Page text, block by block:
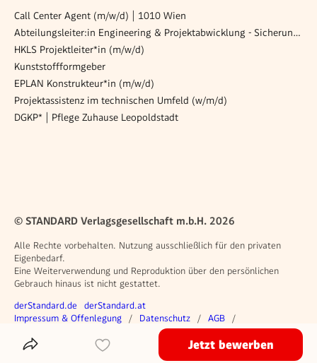
Call Center Agent (m/w/d) | 1010 Wien
Abteilungsleiter:in Engineering & Projektabwicklung - Sicherungstechnik im Bahnverkehr
HKLS Projektleiter*in (m/w/d)
Kunststoffformgeber
EPLAN Konstrukteur*in (m/w/d)
Projektassistenz im technischen Umfeld (w/m/d)
DGKP* | Pflege Zuhause Leopoldstadt
Das Inserat Teilen Jetzt bewerben
© STANDARD Verlagsgesellschaft m.b.H. 2026
Alle Rechte vorbehalten. Nutzung ausschließlich für den privaten
Eigenbedarf.
Eine Weiterverwendung und Reproduktion über den persönlichen
Gebrauch hinaus ist nicht gestattet.
Weitere Angebote
derStandard.de derStandard.at
Rechtliches
Impressum & Offenlegung Datenschutz
AGB